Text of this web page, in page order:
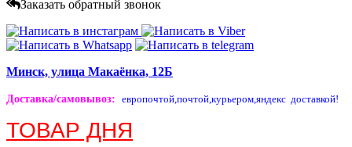
Заказать обратный звонок
Минск, улица Макаёнка, 12Б
Доставка/самовывоз: европочтой,почтой,курьером,яндекс доставкой!
ТОВАР ДНЯ